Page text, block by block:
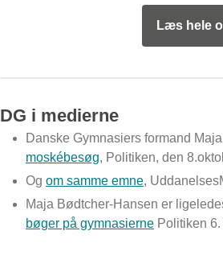
Læs hele
DG i medierne
Danske Gymnasiers formand
moskébesøg, Politiken, den
Og om samme emne,
Maja Bødtcher-Hansen er
bøger på gymnasierne Politiken 6.